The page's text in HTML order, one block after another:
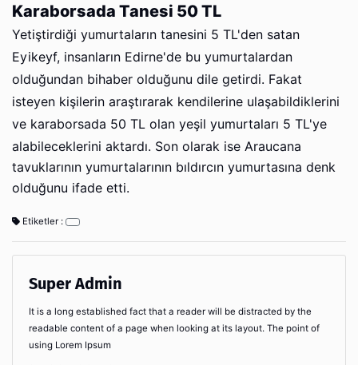
Karaborsada Tanesi 50 TL
Yetiştirdiği yumurtaların tanesini 5 TL'den satan
Eyikeyf, insanların Edirne'de bu yumurtalardan
olduğundan bihaber olduğunu dile getirdi. Fakat
isteyen kişilerin araştırarak kendilerine ulaşabildiklerini
ve karaborsada 50 TL olan yeşil yumurtaları 5 TL'ye
alabileceklerini aktardı. Son olarak ise Araucana
tavuklarının yumurtalarının bıldırcın yumurtasına denk
olduğunu ifade etti.
Etiketler :
Super Admin
It is a long established fact that a reader will be distracted by the
readable content of a page when looking at its layout. The point of
using Lorem Ipsum